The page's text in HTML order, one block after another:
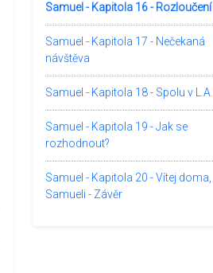
Samuel - Kapitola 16 - Rozloučení
Samuel - Kapitola 17 - Nečekaná
návštěva
Samuel - Kapitola 18 - Spolu v L.A.
Samuel - Kapitola 19 - Jak se
rozhodnout?
Samuel - Kapitola 20 - Vítej doma,
Samueli - Závěr